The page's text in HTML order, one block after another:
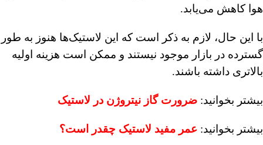
هوا کاهش می‌یابد.
با این حال، لازم به ذکر است که این لاستیک‌ها هنوز به طور
گسترده در بازار موجود نیستند و ممکن است هزینه اولیه
بالاتری داشته باشند.
بیشتر بخوانید: ضرورت گاز نیتروژن در لاستیک
بیشتر بخوانید: عمر مفید لاستیک چقدر است؟